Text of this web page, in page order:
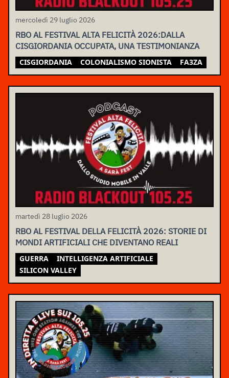
mercoledì 29 luglio 2026
RBO AL FESTIVAL ALTA FELICITÀ 2026:DALLA
CISGIORDANIA OCCUPATA, UNA TESTIMONIANZA
CISGIORDANIA COLONIALISMO SIONISTA FA3ZA
martedì 28 luglio 2026
RBO AL FESTIVAL DELLA FELICITÀ 2026: STORIE DI
MONDI ARTIFICIALI CHE DIVENTANO REALI
GUERRA
INTELLIGENZA ARTIFICIALE
SILICON VALLEY